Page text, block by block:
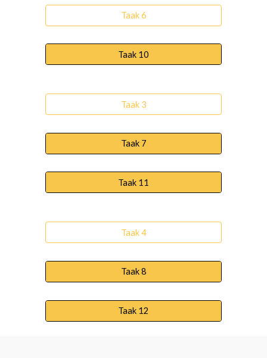
Taak 6
Taak 10
Taak 3
Taak 7
Taak 11
Taak 4
Taak 8
Taak 12